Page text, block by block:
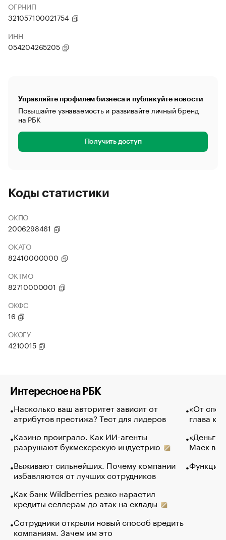
ОГРНИП
321057100021754
ИНН
054204265205
Управляйте профилем бизнеса и публикуйте новости
Повышайте узнаваемость и развивайте личный бренд
на РБК
Получить доступ
Коды статистики
ОКПО
2006298461
ОКАТО
82410000000
ОКТМО
82710000001
ОКФС
16
ОКОГУ
4210015
Интересное на РБК
Насколько ваш авторитет зависит от
атрибутов престижа? Тест для лидеров
Казино проиграло. Как ИИ-агенты
разрушают букмекерскую индустрию
Выживают сильнейших. Почему компании
избавляются от лучших сотрудников
Как банк Wildberries резко нарастил
кредиты селлерам до атак на склады
Сотрудники открыли новый способ вредить
компаниям. Зачем им это
«От
глава
«Деньги
Маск в
Функции